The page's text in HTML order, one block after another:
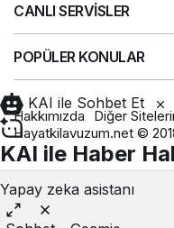
CANLI SERVİSLER
POPÜLER KONULAR
Hakkımızda Diğer
Hayatkilavuzum.net ©
KAI ile Sohbet Et
KAI ile Haber
Yapay zeka asistanı